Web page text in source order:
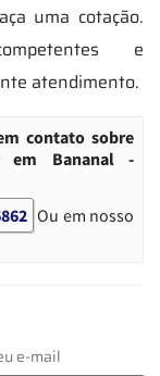
uma cotação.
e
atendimento.
contato sobre
em Bananal -
Ou em nosso